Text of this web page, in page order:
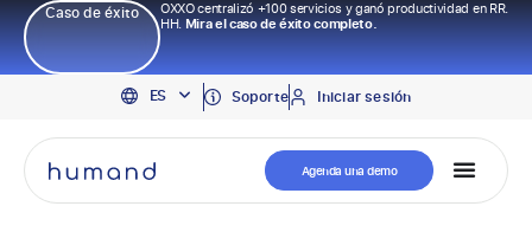
Caso de éxito
OXXO centralizó +100 servicios y ganó productividad en RR.
HH.Mira el caso de éxito completo.
ES
EN
PT
Soporte Iniciar sesión
Agenda una demo